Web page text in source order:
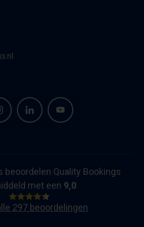
beoordelen Quality Bookings
met een 9,0
297 beoordelingen